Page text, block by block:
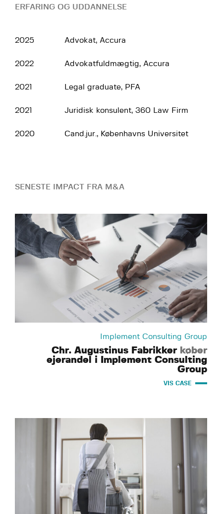
ERFARING OG UDDANNELSE
2025 Advokat, Accura
2022 Advokatfuldmægtig, Accura
2021 Legal graduate, PFA
2021 Juridisk konsulent, 360 Law Firm
2020 Cand.jur., Københavns Universitet
SENESTE IMPACT FRA M&A
Implement Consulting Group
Chr. Augustinus Fabrikker køber
ejerandel i Implement Consulting
Group
VIS CASE